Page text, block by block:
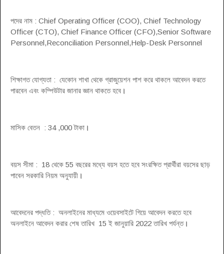
পদের নাম : Chief Operating Officer (COO), Chief Technology
Officer (CTO), Chief Finance Officer (CFO),Senior Software
Personnel,Reconciliation Personnel,Help-Desk Personnel
শিক্ষাগত যোগ্যতা : যেকোন শাখা থেকে গ্রাজুয়েশন পাশ করে থাকলে আবেদন করতে
পারবেন এবং কম্পিউটার জানার জ্ঞান থাকতে হবে ।
মাসিক বেতন : 34 ,000 টাকা ।
বয়স সীমা : 18 থেকে 55 বছরের মধ্যে বয়স হতে হবে সংরক্ষিত প্রার্থীরা বয়সের ছাড়
পাবেন সরকারি নিয়ম অনুযায়ী ।
আবেদনের পদ্ধতি : অনলাইনের মাধ্যমে ওয়েবসাইটে গিয়ে আবেদন করতে হবে
অনলাইনে আবেদন করার শেষ তারিখ 15 ই জানুয়ারি 2022 তারিখ পর্যন্ত।